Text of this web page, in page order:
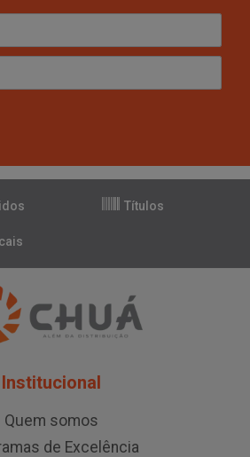
Títulos
Institucional
Quem somos
de Excelência